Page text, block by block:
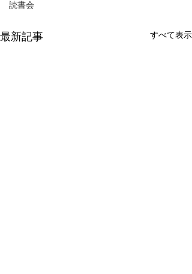
読書会
最新記事 すべて表示